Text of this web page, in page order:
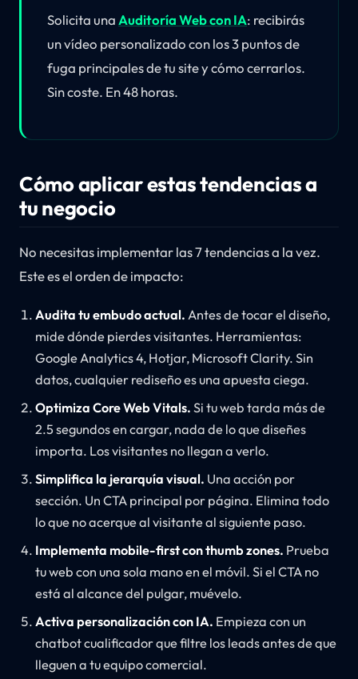
Solicita una Auditoría Web con IA: recibirás
un vídeo personalizado con los 3 puntos de
fuga principales de tu site y cómo cerrarlos.
Sin coste. En 48 horas.
Cómo aplicar estas tendencias a
tu negocio
No necesitas implementar las 7 tendencias a la vez.
Este es el orden de impacto:
Audita tu embudo actual. Antes de tocar el diseño,
mide dónde pierdes visitantes. Herramientas:
Google Analytics 4, Hotjar, Microsoft Clarity. Sin
datos, cualquier rediseño es una apuesta ciega.
Optimiza Core Web Vitals. Si tu web tarda más de
2.5 segundos en cargar, nada de lo que diseñes
importa. Los visitantes no llegan a verlo.
Simplifica la jerarquía visual. Una acción por
sección. Un CTA principal por página. Elimina todo
lo que no acerque al visitante al siguiente paso.
Implementa mobile-first con thumb zones. Prueba
tu web con una sola mano en el móvil. Si el CTA no
está al alcance del pulgar, muévelo.
Activa personalización con IA. Empieza con un
chatbot cualificador que filtre los leads antes de que
lleguen a tu equipo comercial.